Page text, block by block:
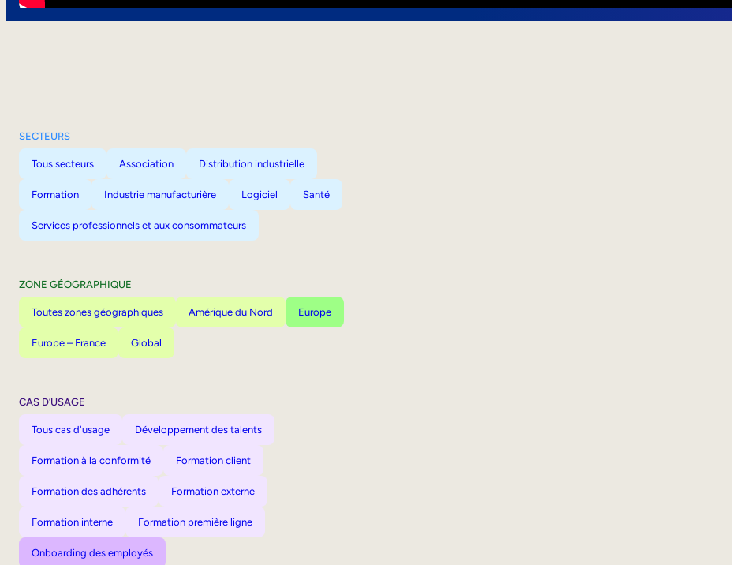
SECTEURS
Tous secteurs Association Distribution industrielle
Formation Industrie manufacturière Logiciel Santé
Services professionnels et aux consommateurs
ZONE GÉOGRAPHIQUE
Toutes zones géographiques Amérique du Nord Europe
Europe – France Global
CAS D’USAGE
Tous cas d'usage Développement des talents
Formation à la conformité Formation client
Formation des adhérents Formation externe
Formation interne Formation première ligne
Onboarding des employés